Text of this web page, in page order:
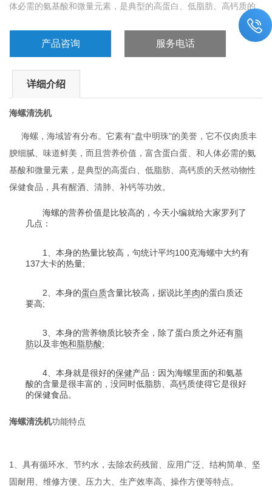
体必需的氨基酸和微量元素，是典型的高蛋白、低脂肪、高钙质的
产品咨询 服务电话
详细介绍
海螺清洗机
海螺，海域皆有分布。它素有“盘中明珠"的美誉，它不仅肉质丰
腴细腻、味道鲜美，而且营养价值，富含蛋白蛋、和人体必需的氨
基酸和微量元素，是典型的高蛋白、低脂肪、高钙质的天然动物性
保健食品，具有醒酒、清肺、补钙等功效。
海螺的营养价值是比较高的，今天小编就给大家罗列了
几点：
1、本身的热量比较高，句统计平均100克海螺中大约有
137大卡的热量;
2、本身的蛋白质含量比较高，据说比羊肉的蛋白质还
要高;
3、本身的营养物质比较齐全，除了蛋白质之外还有脂
肪以及非饱和脂肪酸;
4、本身就是很好的保健产品：因为海螺里面的和氨基
酸的含量是很丰富的，没同时低脂肪、高钙质使得它是很好
的保健食品。
海螺清洗机功能特点
1、具有循环水、节约水，去除农药残留、应用广泛、结构简单、坚
固耐用、维修方便、压力大、生产效率高、操作方便等特点。